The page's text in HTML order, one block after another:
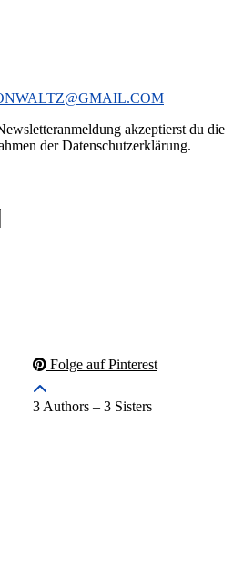
akzeptierst du die
der Datenschutzerklärung.
Folge auf Pinterest
3 Authors – 3 Sisters